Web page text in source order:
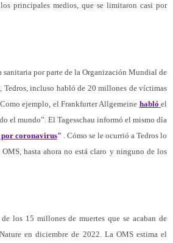
principales medios, que se limitaron casi por
por parte de la Organización Mundial de
Tedros, incluso habló de 20 millones de víctimas
ejemplo, el Frankfurter Allgemeine habló el
el mundo”. El Tagesschau informó el mismo día
por coronavirus" . Cómo se le ocurrió a Tedros lo
hasta ahora no está claro y ninguno de los
los 15 millones de muertes que se acaban de
en diciembre de 2022. La OMS estima el